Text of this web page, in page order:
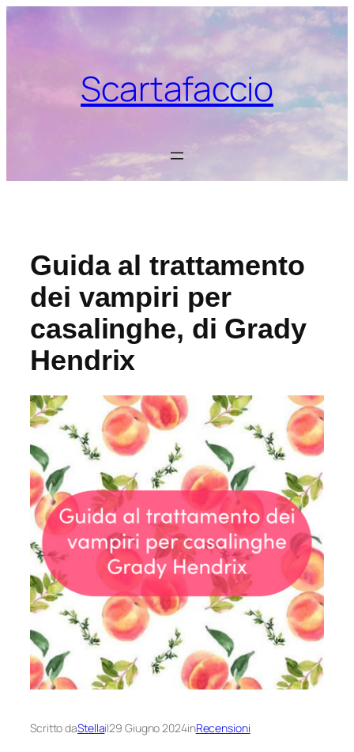
Vai
Scartafaccio
Guida al trattamento
dei vampiri per
casalinghe, di Grady
Hendrix
Scritto daStellail29 Giugno 2024inRecensioni